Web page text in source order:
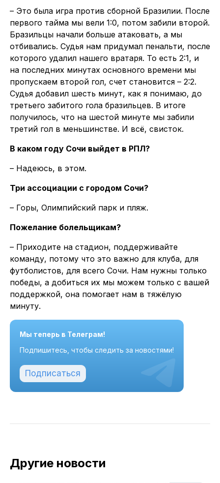
– Это была игра против сборной Бразилии. После
первого тайма мы вели 1:0, потом забили второй.
Бразильцы начали больше атаковать, а мы
отбивались. Судья нам придумал пенальти, после
которого удалил нашего вратаря. То есть 2:1, и
на последних минутах основного времени мы
пропускаем второй гол, счет становится – 2:2.
Судья добавил шесть минут, как я понимаю, до
третьего забитого гола бразильцев. В итоге
получилось, что на шестой минуте мы забили
третий гол в меньшинстве. И всё, свисток.
В каком году Сочи выйдет в РПЛ?
– Надеюсь, в этом.
Три ассоциации с городом Сочи?
– Горы, Олимпийский парк и пляж.
Пожелание болельщикам?
– Приходите на стадион, поддерживайте
команду, потому что это важно для клуба, для
футболистов, для всего Сочи. Нам нужны только
победы, а добиться их мы можем только с вашей
поддержкой, она помогает нам в тяжёлую
минуту.
Мы теперь в Телеграм!
Подпишитесь, чтобы следить за новостями!
Подписаться
Другие новости